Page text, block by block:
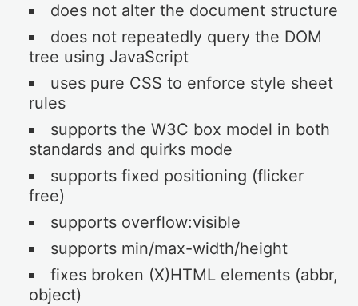
does not alter the document structure
does not repeatedly query the DOM
tree using JavaScript
uses pure CSS to enforce style sheet
rules
supports the W3C box model in both
standards and quirks mode
supports fixed positioning (flicker
free)
supports overflow:visible
supports min/max-width/height
fixes broken (X)HTML elements (abbr,
object)